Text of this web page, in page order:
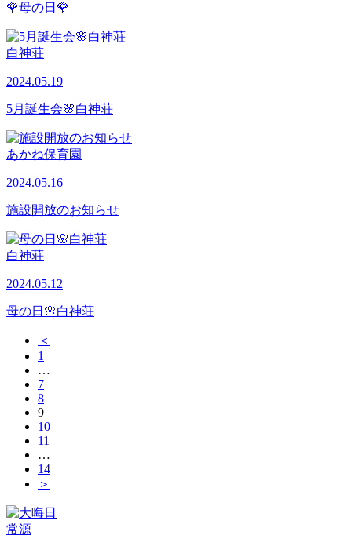
🌹母の日🌹
白神荘
2024.05.19
5月誕生会🌸白神荘
あかね保育園
2024.05.16
施設開放のお知らせ
白神荘
2024.05.12
母の日🌸白神荘
＜
1
…
7
8
9
10
11
…
14
＞
常源